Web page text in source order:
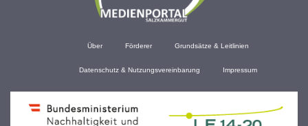
Über Förderer Grundsätze & Leitlinien
Datenschutz & Nutzungsvereinbarung Impressum